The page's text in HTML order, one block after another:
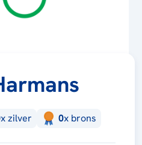
xzilver 0x brons